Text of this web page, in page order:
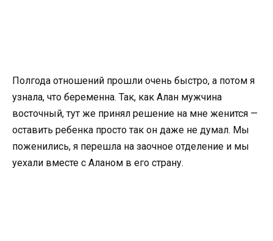
Полгода отношений прошли очень быстро, а потом я
узнала, что беременна. Так, как Алан мужчина
восточный, тут же принял решение на мне женится —
оставить ребенка просто так он даже не думал. Мы
поженились, я перешла на заочное отделение и мы
уехали вместе с Аланом в его страну.